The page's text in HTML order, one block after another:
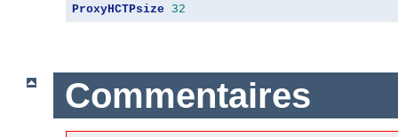
ProxyHCTPsize 32
Commentaires